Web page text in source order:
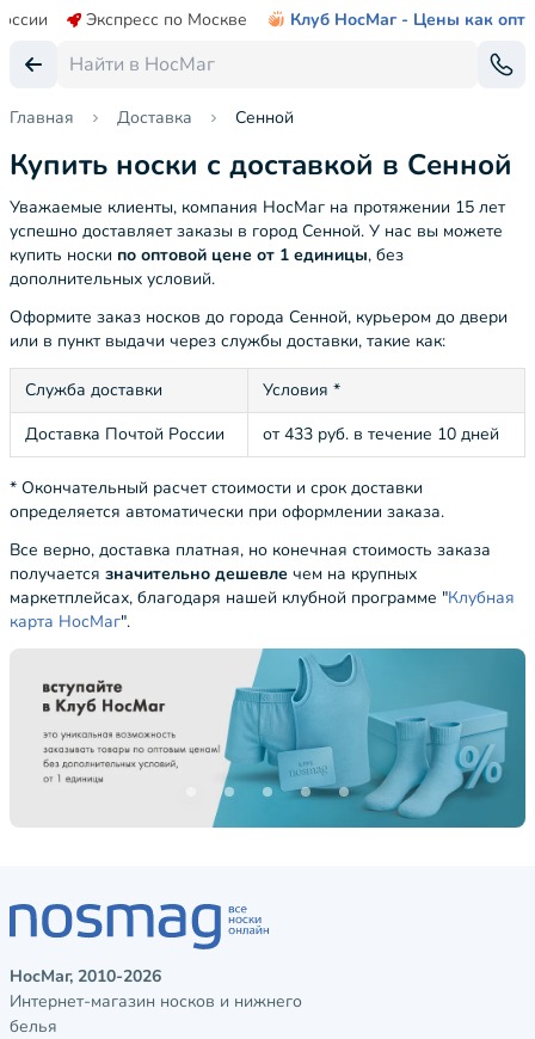
Экспресс по Москве Клуб НосМаг - Цены как опт
Главная Доставка Сенной
Купить носки с доставкой в Сенной
Уважаемые клиенты, компания НосМаг на протяжении 15 лет
успешно доставляет заказы в город Сенной. У нас вы можете
купить носки по оптовой цене от 1 единицы, без
дополнительных условий.
Оформите заказ носков до города Сенной, курьером до двери
или в пункт выдачи через службы доставки, такие как:
Служба доставки
Условия *
Доставка Почтой России
от 433 руб. в течение 10 дней
* Окончательный расчет стоимости и срок доставки
определяется автоматически при оформлении заказа.
Все верно, доставка платная, но конечная стоимость заказа
получается значительно дешевле чем на крупных
маркетплейсах, благодаря нашей клубной программе "Клубная
карта НосМаг".
НосМаг, 2010-2026
Интернет-магазин носков и нижнего
белья